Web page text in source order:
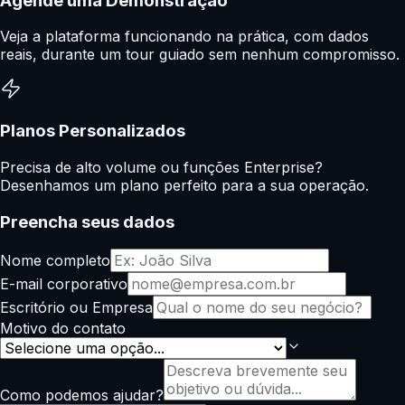
solução como
Ainda bem
Veja a plataforma funcionando na prática, com dados
reais, durante um tour guiado sem nenhum compromisso.
Planos Personalizados
Precisa de alto volume ou funções Enterprise?
Desenhamos um plano perfeito para a sua operação.
Preencha seus dados
Nome completo
E-mail corporativo
Escritório ou Empresa
Motivo do contato
Como podemos ajudar?